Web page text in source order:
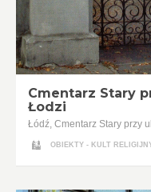
Cmentarz Stary
Łodzi
Łódź, Cmentarz Stary przy
OBIEKTY - KULT